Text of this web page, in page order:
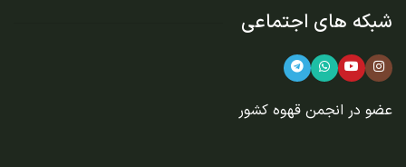
شبکه های اجتماعی
عضو در انجمن قهوه کشور